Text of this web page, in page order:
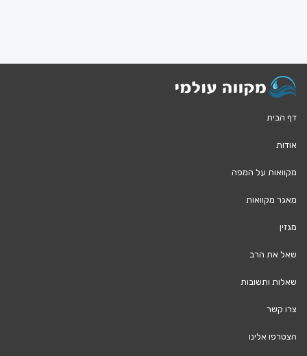
דף הבית
אודות
מקוואות על המפה
מאגר מקוואות
מגזין
שאל את הרב
שאלות ותשובות
צרו קשר
הצטרפו אלינו